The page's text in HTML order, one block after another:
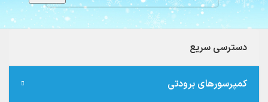
دسترسی سریع
کمپرسورهای برودتی